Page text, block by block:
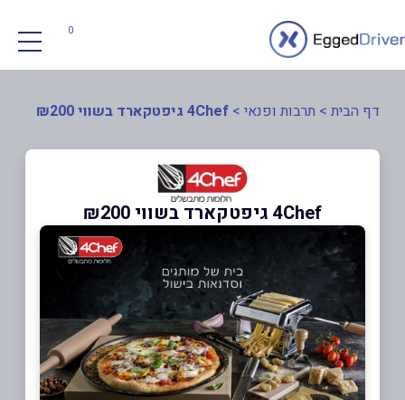
0
דף הבית > תרבות ופנאי > 4Chef גיפטקארד בשווי ₪200
4Chef גיפטקארד בשווי ₪200